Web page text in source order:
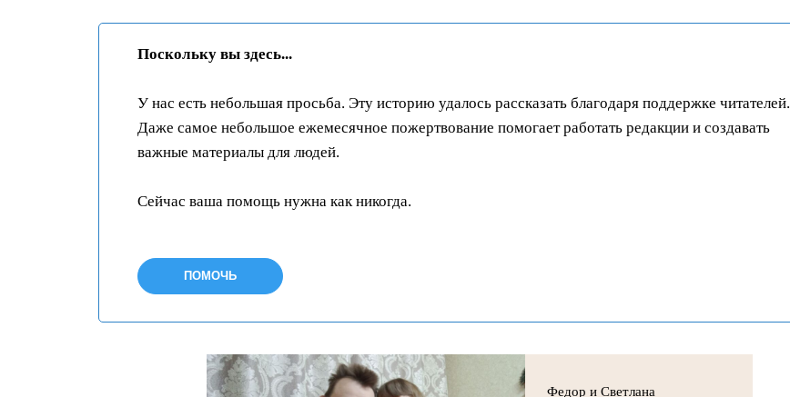
Поскольку вы здесь...
У нас есть небольшая просьба. Эту историю удалось рассказать благодаря поддержке читателей.
Даже самое небольшое ежемесячное пожертвование помогает работать редакции и создавать
важные материалы для людей.
Сейчас ваша помощь нужна как никогда.
ПОМОЧЬ
Федор и Светлана